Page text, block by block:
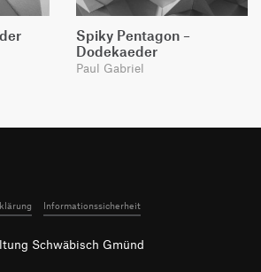
Spiky Pentagon –
Dodekaeder
Paul Gabriel
Informationssicherheit
Schwäbisch Gmünd